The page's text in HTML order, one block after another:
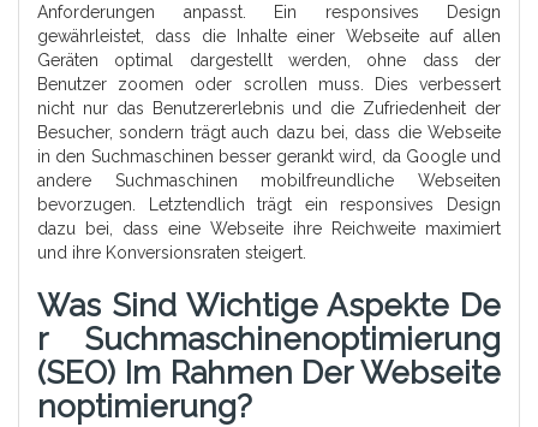
Anforderungen anpasst. Ein responsives Design
gewährleistet, dass die Inhalte einer Webseite auf allen
Geräten optimal dargestellt werden, ohne dass der
Benutzer zoomen oder scrollen muss. Dies verbessert
nicht nur das Benutzererlebnis und die Zufriedenheit der
Besucher, sondern trägt auch dazu bei, dass die Webseite
in den Suchmaschinen besser gerankt wird, da Google und
andere Suchmaschinen mobilfreundliche Webseiten
bevorzugen. Letztendlich trägt ein responsives Design
dazu bei, dass eine Webseite ihre Reichweite maximiert
und ihre Konversionsraten steigert.
Was Sind Wichtige Aspekte De
R Suchmaschinenoptimierung
(SEO) Im Rahmen Der Webseite
Noptimierung?